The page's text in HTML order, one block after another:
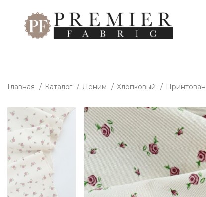
Главная Каталог Деним Хлопковый